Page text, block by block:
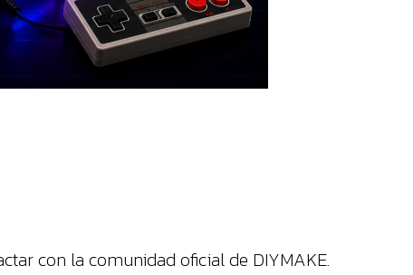
con la comunidad oficial de DIYMAKE.